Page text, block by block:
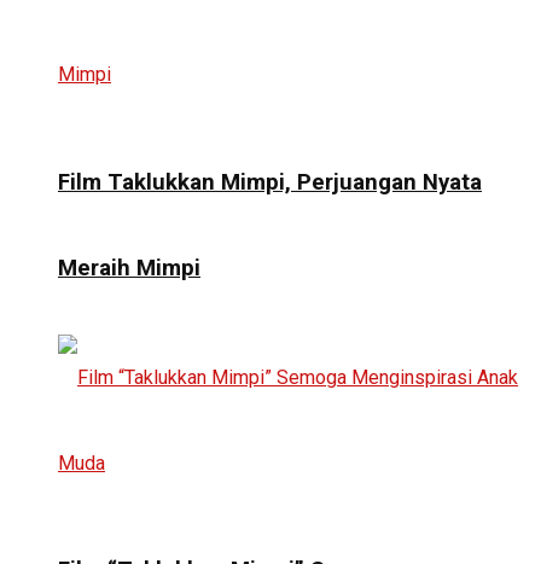
Film Taklukkan Mimpi, Perjuangan Nyata
Meraih Mimpi